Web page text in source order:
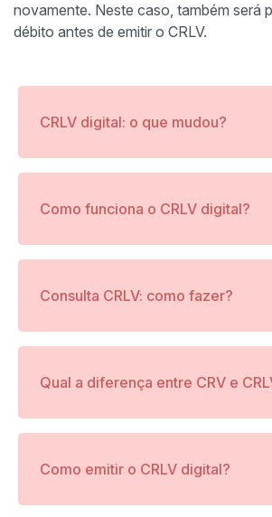
novamente. Neste caso, também será
débito antes de emitir o CRLV.
CRLV digital: o que mudou?
Como funciona o CRLV digital?
Consulta CRLV: como fazer?
Qual a diferença entre CRV e
Como emitir o CRLV digital?